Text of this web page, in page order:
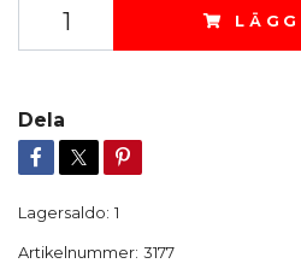
Dela
Lagersaldo: 1
Artikelnummer: 3177